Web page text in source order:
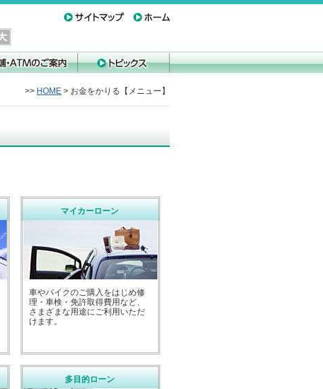
>> HOME > お金をかりる【メニュー】
マイカーローン
車やバイクのご購入をはじめ修
理・車検・免許取得費用など、
さまざまな用途にご利用いただ
けます。
多目的ローン